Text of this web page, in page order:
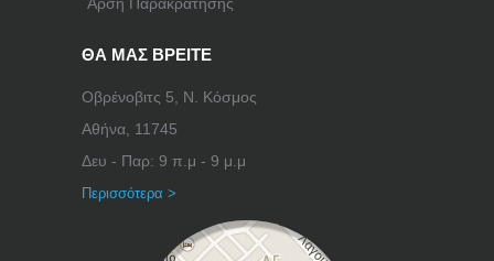
ΘΑ ΜΑΣ ΒΡΕΙΤΕ
Οβρένοβιτς 5, Ν. Κόσμος
Αθήνα, 11745
Δευ - Παρ: 9 π.μ - 9 μ.μ
Περισσότερα >